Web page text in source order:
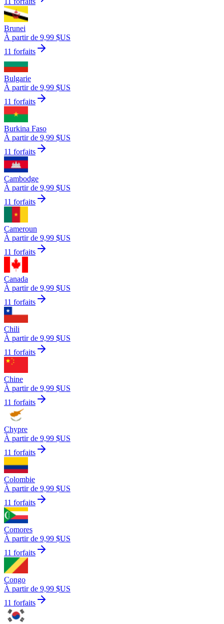
Brunei
À partir de 9,99 $US
11 forfaits
Bulgarie
À partir de 9,99 $US
11 forfaits
Burkina Faso
À partir de 9,99 $US
11 forfaits
Cambodge
À partir de 9,99 $US
11 forfaits
Cameroun
À partir de 9,99 $US
11 forfaits
Canada
À partir de 9,99 $US
11 forfaits
Chili
À partir de 9,99 $US
11 forfaits
Chine
À partir de 9,99 $US
11 forfaits
Chypre
À partir de 9,99 $US
11 forfaits
Colombie
À partir de 9,99 $US
11 forfaits
Comores
À partir de 9,99 $US
11 forfaits
Congo
À partir de 9,99 $US
11 forfaits